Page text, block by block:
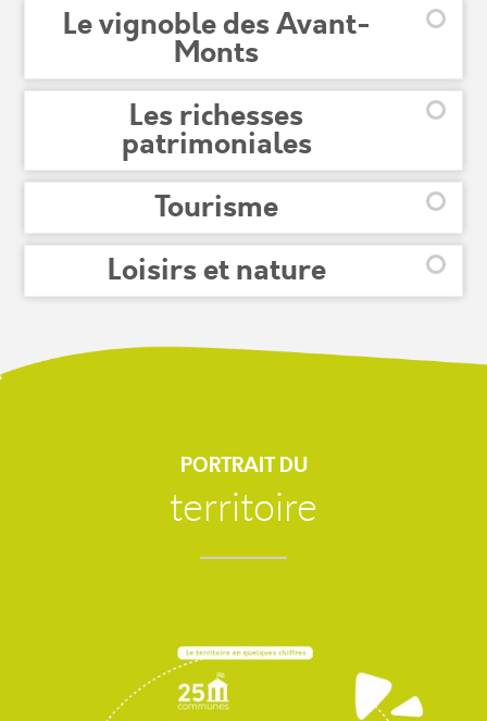
Le vignoble des Avant-
Monts
Les richesses
patrimoniales
Tourisme
Loisirs et nature
PORTRAIT DU
territoire